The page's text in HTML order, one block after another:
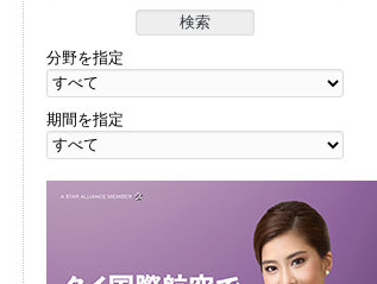
分野を指定
期間を指定